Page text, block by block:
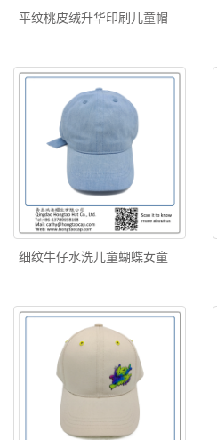
平纹桃皮绒升华印刷儿童帽
细纹牛仔水洗儿童蝴蝶女童